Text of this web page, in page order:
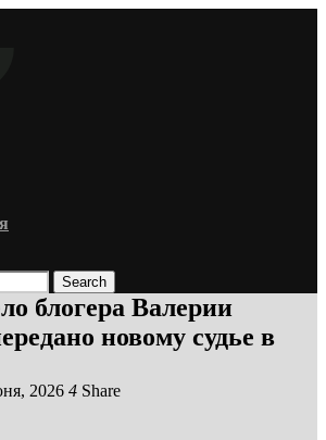
Search
блогера Валерии
новому судье в
2026 4 Share